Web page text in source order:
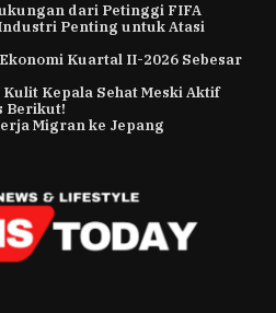
dari Petinggi FIFA
Penting untuk Atasi
Kuartal II-2026 Sebesar
Kepala Sehat Meski Aktif
Berikut!
Migran ke Jepang